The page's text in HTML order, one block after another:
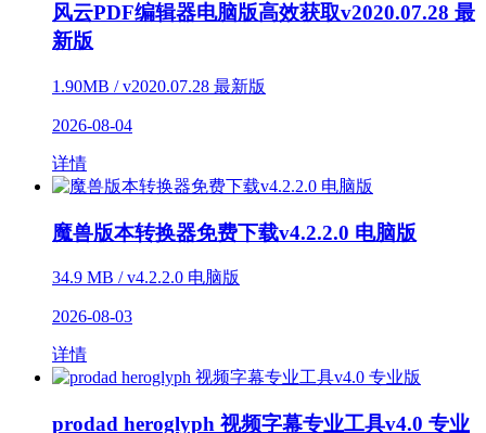
风云PDF编辑器电脑版高效获取v2020.07.28 最
新版
1.90MB / v2020.07.28 最新版
2026-08-04
详情
魔兽版本转换器免费下载v4.2.2.0 电脑版
34.9 MB / v4.2.2.0 电脑版
2026-08-03
详情
prodad heroglyph 视频字幕专业工具v4.0 专业